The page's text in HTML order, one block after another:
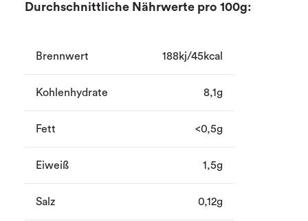
Durchschnittliche Nährwerte pro 100g:
Brennwert 188kj/45kcal
Kohlenhydrate 8,1g
Fett <0,5g
Eiweiß 1,5g
Salz 0,12g